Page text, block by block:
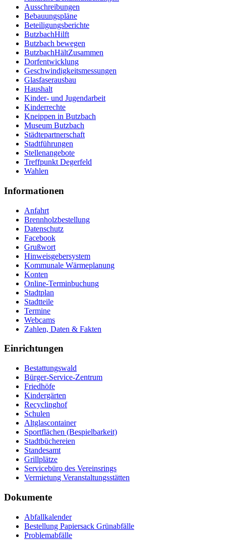
Ausschreibungen
Bebauungspläne
Beteiligungsberichte
ButzbachHilft
Butzbach bewegen
ButzbachHältZusammen
Dorfentwicklung
Geschwindigkeitsmessungen
Glasfaserausbau
Haushalt
Kinder- und Jugendarbeit
Kinderrechte
Kneippen in Butzbach
Museum Butzbach
Städtepartnerschaft
Stadtführungen
Stellenangebote
Treffpunkt Degerfeld
Wahlen
Informationen
Anfahrt
Brennholzbestellung
Datenschutz
Facebook
Grußwort
Hinweisgebersystem
Kommunale Wärmeplanung
Konten
Online-Terminbuchung
Stadtplan
Stadtteile
Termine
Webcams
Zahlen, Daten & Fakten
Einrichtungen
Bestattungswald
Bürger-Service-Zentrum
Friedhöfe
Kindergärten
Recyclinghof
Schulen
Altglascontainer
Sportflächen (Bespielbarkeit)
Stadtbüchereien
Standesamt
Grillplätze
Servicebüro des Vereinsrings
Vermietung Veranstaltungsstätten
Dokumente
Abfallkalender
Bestellung Papiersack Grünabfälle
Problemabfälle